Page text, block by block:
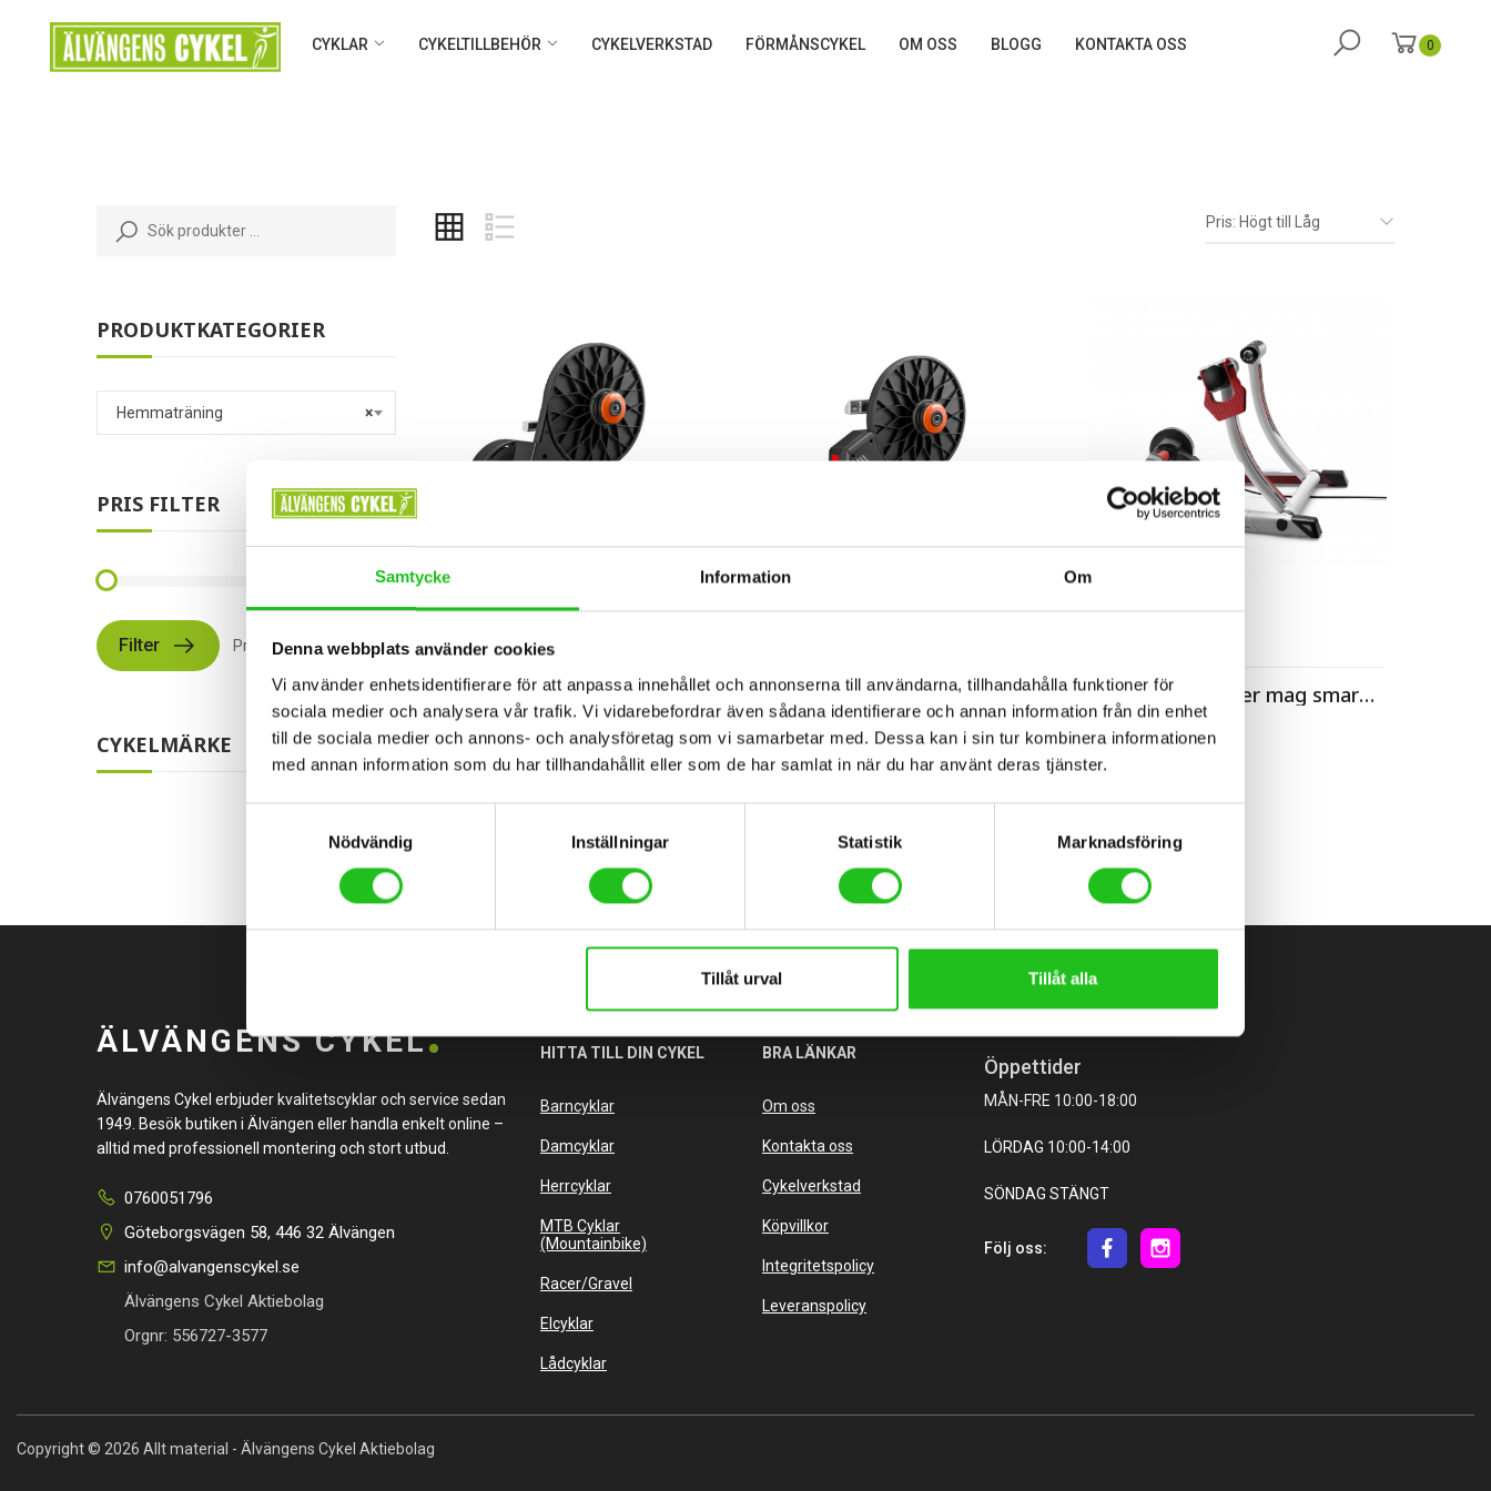
Samtycke Information Om
Denna webbplats använder cookies
Vi använder enhetsidentifierare för att anpassa innehållet och annonserna till användarna, tillhandahålla funktioner för
sociala medier och analysera vår trafik. Vi vidarebefordrar även sådana identifierare och annan information från din enhet
till de sociala medier och annons- och analysföretag som vi samarbetar med. Dessa kan i sin tur kombinera informationen
med annan information som du har tillhandahållit eller som de har samlat in när du har använt deras tjänster.
Nödvändig
Inställningar Statistik Marknadsföring
Tillåt urval Tillåt alla
CYKLAR CYKELTILLBEHÖR CYKELVERKSTAD FÖRMÅNSCYKEL OM OSS BLOGG KONTAKTA OSS 0
PRODUKTKATEGORIER
×
Hemmaträning
PRIS FILTER
Filter Pris: 2 999 kr—7 999 kr
CYKELMÄRKE
Pris: Högt till Låg
Trainer
Elite Trainer Avanti + swift cog
7 999,00
Elite Trainer Rivo + Swift cog
5 999,00 kr
Elite Qubo power mag smart blu+
2 999,00kr
ÄLVÄNGENS CYKEL
Älvängens Cykel erbjuder kvalitetscyklar och service sedan
1949. Besök butiken i Älvängen eller handla enkelt online –
alltid med professionell montering och stort utbud.
0760051796
Göteborgsvägen 58, 446 32 Älvängen
info@alvangenscykel.se
Älvängens Cykel Aktiebolag
Orgnr: 556727-3577
HITTA TILL DIN CYKEL
Barncyklar
Damcyklar
Herrcyklar
MTB Cyklar
(Mountainbike)
Racer/Gravel
Elcyklar
Lådcyklar
BRA LÄNKAR
Om oss
Kontakta oss
Cykelverkstad
Köpvillkor
Integritetspolicy
Leveranspolicy
Öppettider
MÅN-FRE 10:00-18:00
LÖRDAG 10:00-14:00
SÖNDAG STÄNGT
Följ oss:
Copyright © 2026 Allt material - Älvängens Cykel Aktiebolag